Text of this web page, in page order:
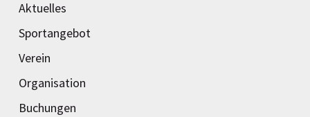
Aktuelles
Sportangebot
Verein
Organisation
Buchungen